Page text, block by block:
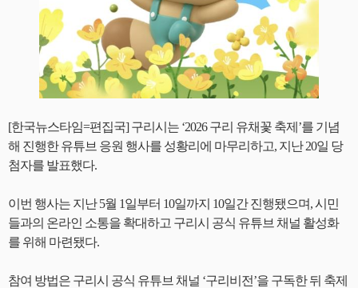
[한국뉴스타임=편집국] 구리시는 ‘2026 구리 유채꽃 축제’를 기념
해 진행한 유튜브 응원 행사를 성황리에 마무리하고, 지난 20일 당
첨자를 발표했다.
이번 행사는 지난 5월 1일부터 10일까지 10일간 진행됐으며, 시민
들과의 온라인 소통을 확대하고 구리시 공식 유튜브 채널 활성화
를 위해 마련됐다.
참여 방법은 구리시 공식 유튜브 채널 ‘구리비전’을 구독한 뒤 축제